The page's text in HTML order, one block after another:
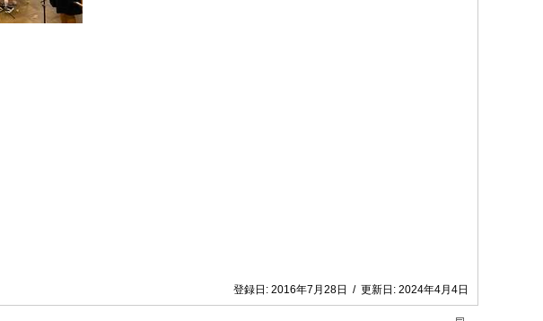
登録日: 2016年7月28日 / 更新日: 2024年4月4日